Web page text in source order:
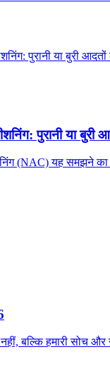
पुरानी या
(NAC) यह समझने
बल्कि हमारी सोच